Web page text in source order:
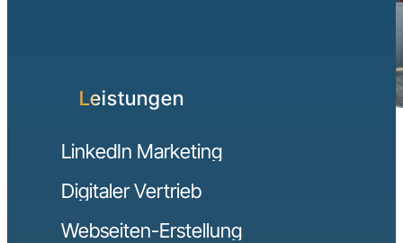
Leistungen
LinkedIn Marketing
Digitaler Vertrieb
Webseiten-Erstellung